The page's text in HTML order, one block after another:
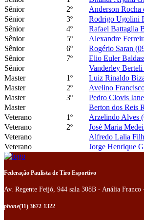
Sênior
2º Anderson Rocha
Sênior
3º Rodrigo Ugolini
Sênior
4º Rafael Battaglia
Sênior
5º Alexandre
Sênior
6º Rogério Saran
Sênior
7º Elio Euler
Sênior
Vanderley
Master
1º Luiz Rinaldo
Master
2º Avelino
Master
3º Pedro Clovis
Master
Berton dos Reis
Veterano
1º Arzelindo Alves
Veterano
2º José Maria
Veterano
Alfredo Lalia
Veterano
Jorge Henrique
Federação Paulista de Tiro Esportivo
Av. Regente Feijó, 944 sala 308B - Anália
phone(11) 3672-1322